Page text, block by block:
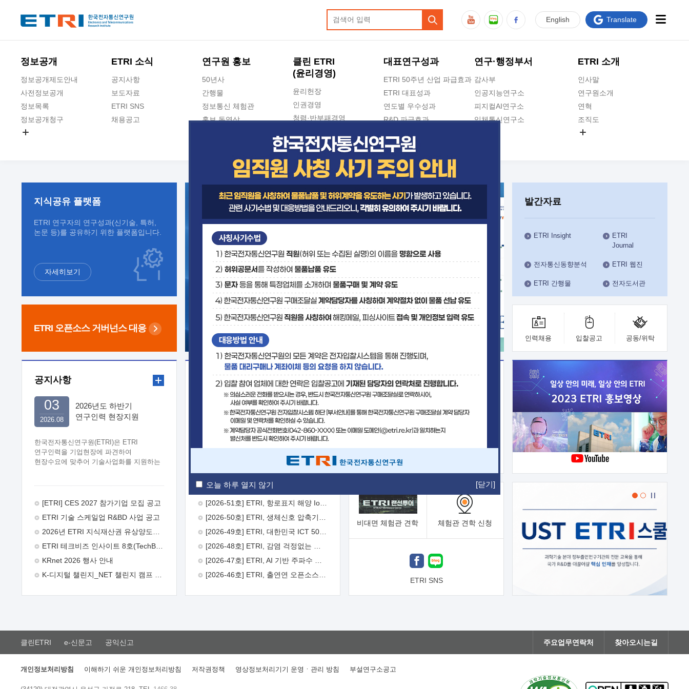
오늘 하루 열지 않기 [닫기]
정보공개
정보공개제도안내
사전정보공개
정보목록
정보공개청구
ETRI 소식
공지사항
보도자료
ETRI SNS
채용공고
연구원 홍보
50년사
간행물
정보통신 체험관
홍보 동영상
클린 ETRI
(윤리경영)
윤리헌장
인권경영
청렴·반부패경영
청렴포털 신고
수의계약 현황
부패징계 현황
감사결과공개
대표연구성과
ETRI 50주년 산업 파급효과
ETRI 대표성과
연도별 우수성과
R&D 파급효과
지식공유플랫폼
연구·행정부서
감사부
인공지능연구소
피지컬AI연구소
입체통신연구소
인공지능안전연구소
우주항공반도체전략연구단
대경권연구본부
호남권연구본부
기획본부
사업화본부
행정본부
대외협력부
ETRI 소개
인사말
연구원소개
연혁
조직도
ETRI CI
English Translate
지식공유 플랫폼
ETRI 연구자의 연구성과(신기술, 특허,
논문 등)를 공유하기 위한 플랫폼입니다.
자세히보기
ETRI 오픈소스 거버넌스 대응
발간자료
ETRI Insight
ETRI
Journal
전자통신동향분석 ETRI 웹진
ETRI 간행물 전자도서관
인력채용 입찰공고 공동/위탁
공지사항
2026년도 하반기
연구인력 현장지원
한국전자통신연구원(ETRI)은 ETRI
연구인력을 기업현장에 파견하여
현장수요에 맞추어 기술사업화를 지원하는
주시기 바랍니다. 2026년 8월
추진목적: ETRI 인력을 기업현장에 파견.
기술지원을 실시함으로써 ETRI 개발기술의
극대화하고, 지원기업을 강견기업으로
육성하고자 함.  신청자격: ETRI
ETRI 창업/연구소기업, 기술이전/출자기업
(2 ~ 3년차) 연봉의 40%  추진일정(1)
희망기업 신청/접수(2)희망인력-희망기업
매칭(3)현장조사/ 선정(심의)(4)협약체결
26일 9월초순 9월 중순 10월 이후*
2026.08
03
[ETRI] CES 2027 참가기업 모집 공고
ETRI 기술 스케일업 R&BD 사업 공고
ETRI 테크비즈 인사이트 8호(TechBiz Insight Vol.8) 발간
KRnet 2026 행사 안내
보도자료
[2026-52호] ETRI, ITU-T 자율주행차 국제표준화 주도한다
기술사업화플랫폼/기술이전
기술예고 중소기업 지원
보유특허 이전가능 기술
융합기술연구생산센터 반도체실험실
비대면 체험관 견학 체험관 견학 신청
ETRI SNS
클린ETRI e-신문고 공익신고 주요업무연락처 찾아오시는길
개인정보처리방침 이해하기 쉬운 개인정보처리방침 저작권정책 영상정보처리기기 운영ㆍ관리 방침 부설연구소공고